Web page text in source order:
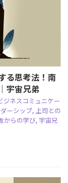
る思考法！南
宇宙兄弟
ジネスコミュニケー
ーシップ, 上司との
からの学び, 宇宙兄